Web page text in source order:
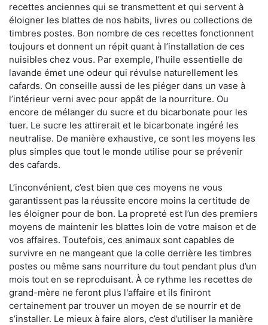
recettes anciennes qui se transmettent et qui servent à
éloigner les blattes de nos habits, livres ou collections de
timbres postes. Bon nombre de ces recettes fonctionnent
toujours et donnent un répit quant à l’installation de ces
nuisibles chez vous. Par exemple, l’huile essentielle de
lavande émet une odeur qui révulse naturellement les
cafards. On conseille aussi de les piéger dans un vase à
l’intérieur verni avec pour appât de la nourriture. Ou
encore de mélanger du sucre et du bicarbonate pour les
tuer. Le sucre les attirerait et le bicarbonate ingéré les
neutralise. De manière exhaustive, ce sont les moyens les
plus simples que tout le monde utilise pour se prévenir
des cafards.
L’inconvénient, c’est bien que ces moyens ne vous
garantissent pas la réussite encore moins la certitude de
les éloigner pour de bon. La propreté est l’un des premiers
moyens de maintenir les blattes loin de votre maison et de
vos affaires. Toutefois, ces animaux sont capables de
survivre en ne mangeant que la colle derrière les timbres
postes ou même sans nourriture du tout pendant plus d’un
mois tout en se reproduisant. À ce rythme les recettes de
grand-mère ne feront plus l'affaire et ils finiront
certainement par trouver un moyen de se nourrir et de
s’installer. Le mieux à faire alors, c’est d’utiliser la manière